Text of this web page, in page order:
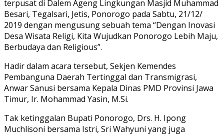
terpusat di Dalem Ageng Lingkungan Masjid Muhammad
Besari, Tegalsari, Jetis, Ponorogo pada Sabtu, 21/12/
2019 dengan mengusung sebuah tema “Dengan Inovasi
Desa Wisata Religi, Kita Wujudkan Ponorogo Lebih Maju,
Berbudaya dan Religious”.
Hadir dalam acara tersebut, Sekjen Kemendes
Pembanguna Daerah Tertinggal dan Transmigrasi,
Anwar Sanusi bersama Kepala Dinas PMD Provinsi Jawa
Timur, Ir. Mohammad Yasin, M.Si.
Tak ketinggalan Bupati Ponorogo, Drs. H. Ipong
Muchlisoni bersama Istri, Sri Wahyuni yang juga